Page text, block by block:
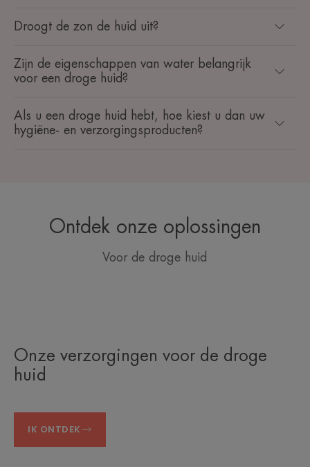
Droogt de zon de huid uit?
Zijn de eigenschappen van water belangrijk
voor een droge huid?
Als u een droge huid hebt, hoe kiest u dan uw
hygiëne- en verzorgingsproducten?
Ontdek onze oplossingen
Voor de droge huid
Onze verzorgingen voor de droge
huid
IK ONTDEK